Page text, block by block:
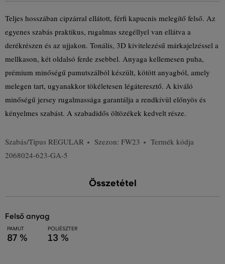
Teljes hosszában cipzárral ellátott, férfi kapucnis melegítő felső. Az
egyenes szabás praktikus, rugalmas szegéllyel van ellátva a
derékrészen és az ujjakon. Tonális, 3D kivitelezésű márkajelzéssel a
mellkason, két oldalsó ferde zsebbel. Anyaga kellemesen puha,
prémium minőségű pamutszálból készült, kötött anyagból, amely
melegen tart, ugyanakkor tökéletesen légáteresztő. A kiváló
minőségű jersey rugalmassága garantálja a rendkívül előnyös és
kényelmes szabást. A szabadidős öltözékek kedvelt része.
Szabás/Típus REGULAR Szezon: FW23
Termék kódja
2068024-623-GA-5
Összetétel
felső anyag
PAMUT
87 %
POLIÉSZTER
13 %